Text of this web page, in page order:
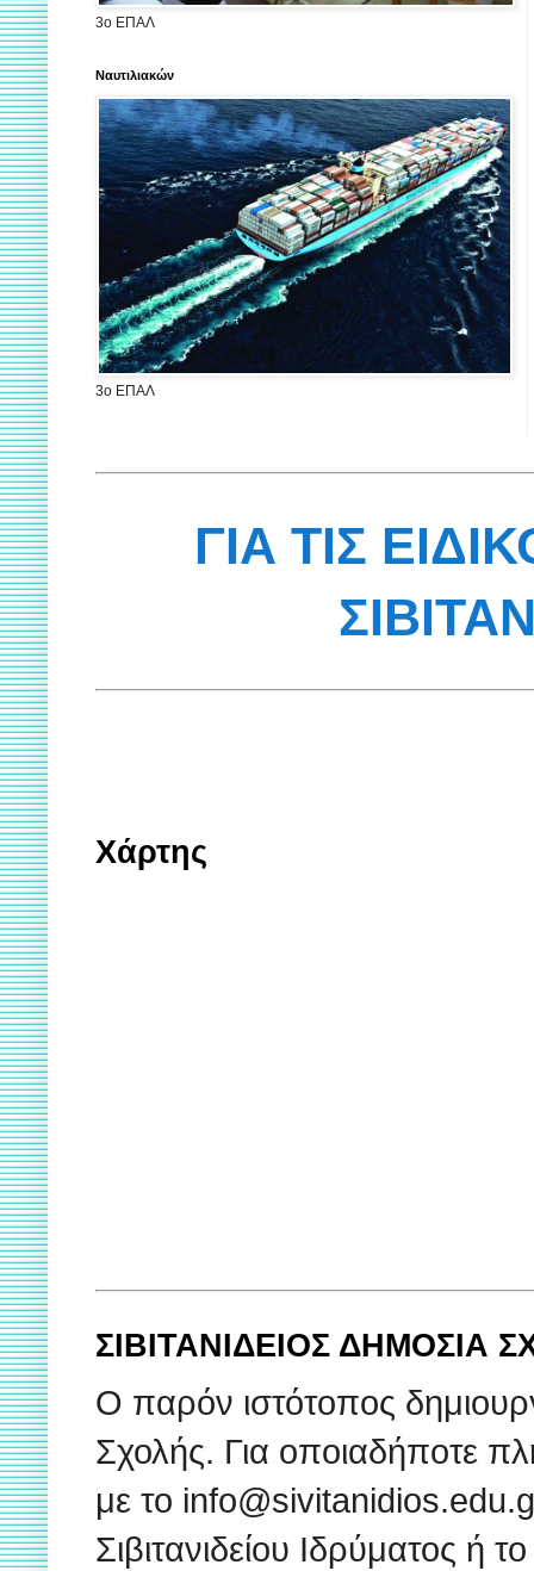
3ο ΕΠΑΛ
Ναυτιλιακών
3ο ΕΠΑΛ
ΓΙΑ ΤΙΣ
Χάρτης
ΣΙΒΙΤΑΝΙΔΕΙΟΣ
Ο παρόν ιστότοπος
Σχολής. Για οποιαδήποτε
με το
Σιβιτανιδείου Ιδρύματος ή